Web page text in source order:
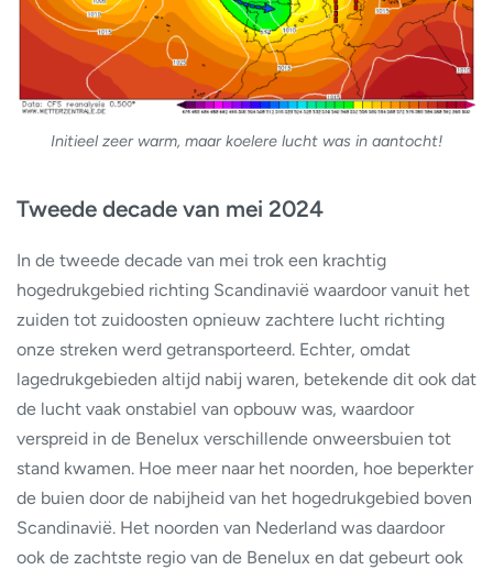
Initieel zeer warm, maar koelere lucht was in aantocht!
Tweede decade van mei 2024
In de tweede decade van mei trok een krachtig
hogedrukgebied richting Scandinavië waardoor vanuit het
zuiden tot zuidoosten opnieuw zachtere lucht richting
onze streken werd getransporteerd. Echter, omdat
lagedrukgebieden altijd nabij waren, betekende dit ook dat
de lucht vaak onstabiel van opbouw was, waardoor
verspreid in de Benelux verschillende onweersbuien tot
stand kwamen. Hoe meer naar het noorden, hoe beperkter
de buien door de nabijheid van het hogedrukgebied boven
Scandinavië. Het noorden van Nederland was daardoor
ook de zachtste regio van de Benelux en dat gebeurt ook